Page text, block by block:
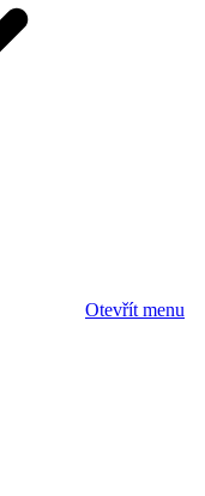
Otevřít menu